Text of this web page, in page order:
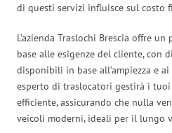
di questi servizi influisce sul costo
L’azienda Traslochi Brescia offre
base alle esigenze del cliente, con
disponibili in base all’ampiezza e
esperto di traslocatori gestirà i
efficiente, assicurando che nulla
veicoli moderni, ideali per il lungo